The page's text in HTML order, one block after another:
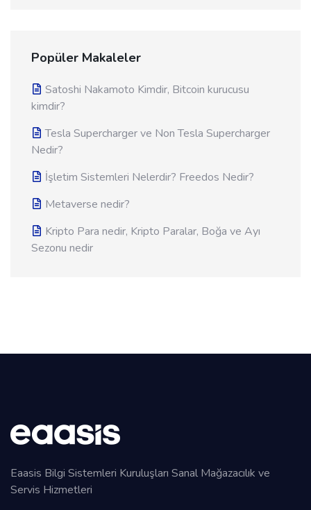
Popüler Makaleler
Satoshi Nakamoto Kimdir, Bitcoin kurucusu
kimdir?
Tesla Supercharger ve Non Tesla Supercharger
Nedir?
İşletim Sistemleri Nelerdir? Freedos Nedir?
Metaverse nedir?
Kripto Para nedir, Kripto Paralar, Boğa ve Ayı
Sezonu nedir
Eaasis Bilgi Sistemleri Kuruluşları Sanal Mağazacılık ve
Servis Hizmetleri